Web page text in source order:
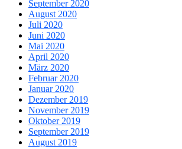
September 2020
August 2020
Juli 2020
Juni 2020
Mai 2020
April 2020
März 2020
Februar 2020
Januar 2020
Dezember 2019
November 2019
Oktober 2019
September 2019
August 2019